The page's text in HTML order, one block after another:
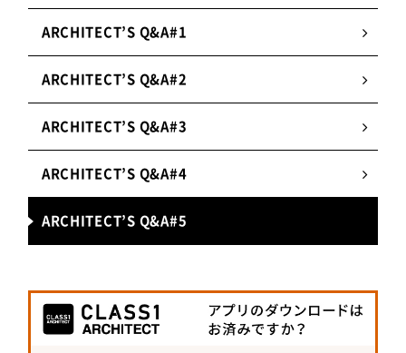
ARCHITECT’S Q&A#1
ARCHITECT’S Q&A#2
ARCHITECT’S Q&A#3
ARCHITECT’S Q&A#4
ARCHITECT’S Q&A#5